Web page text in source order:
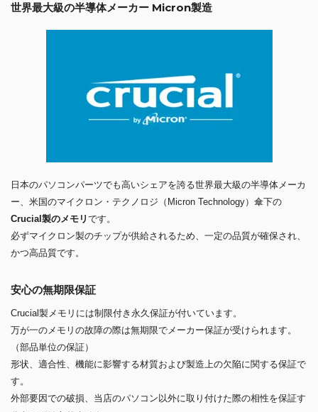
世界最大級の半導体メーカー Micron製造
日本のパソコンパーツでも高いシェアを誇る世界最大級の半導体メーカ
ー、米国のマイクロン・テクノロジ（Micron Technology）傘下の
Crucial製のメモリです。
必ずマイクロン製のチップが供給されるため、一定の品質が確保され、
かつ高品質です。
安心の無期限保証
Crucial製メモリには制限付き永久保証が付いています。
万が一のメモリの故障の際は無期限でメーカー保証が受けられます。
（部品単位の保証）
形状、適合性、機能に影響する材質および製造上の欠陥に関する保証で
す。
外部要因での破損、当店のパソコン以外に取り付けた際の相性を保証す